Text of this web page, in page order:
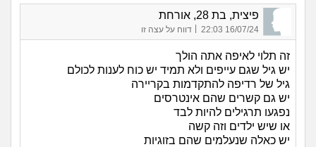
פיצית, בת 28, אורחת
16/07/24 22:03
| דווח על עצה זו
זה תלוי לאיפה אתה הולך
יש גיל שגם עייפים ולא תמיד יש כוח לענות לכולם
גיל של רדיפה להתקדמות בקריירה
יש גם קשרים שהם אינטרסים
נפגעו תרגילים להיות לבד
או שיש ילדים וזה קשה
יש כאלה שנעלמים שהם בזוגיות